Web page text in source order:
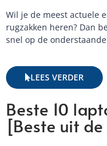
Wil je de meest actuele
rugzakken heren? Dan
snel op de
LEES VERDER
Beste 10
[Beste uit